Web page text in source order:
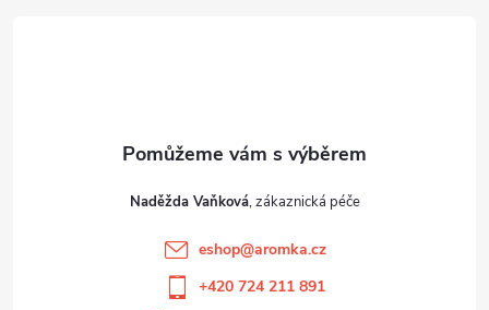
Naděžda Vaňková
eshop@aromka.cz
+420 724 211 891